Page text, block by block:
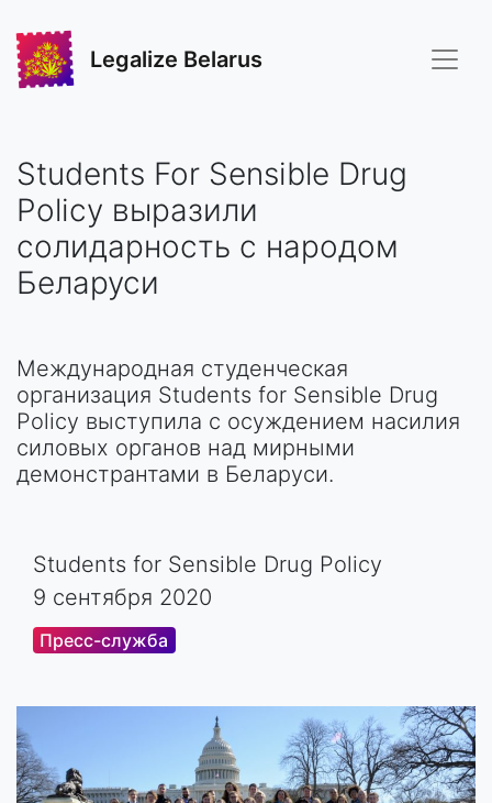
Legalize Belarus
Students For Sensible Drug
Policy выразили
солидарность с народом
Беларуси
Международная студенческая
организация Students for Sensible Drug
Policy выступила с осуждением насилия
силовых органов над мирными
демонстрантами в Беларуси.
Students for Sensible Drug Policy
9 сентября 2020
Пресс-служба